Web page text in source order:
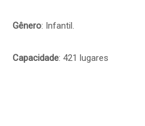
Gênero: Infantil.
Capacidade: 421 lugares